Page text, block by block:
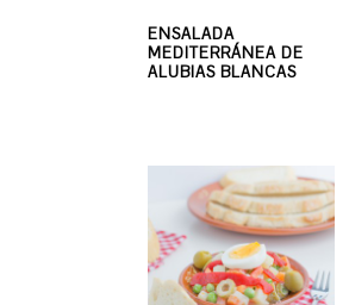
ENSALADA
MEDITERRÁNEA DE
ALUBIAS BLANCAS